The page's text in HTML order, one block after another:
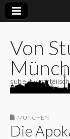
Von
subjektiv,
MÜNCHEN
Die